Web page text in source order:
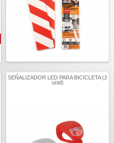
SEÑALIZADOR LED PARA BICICLETA (2
unid)